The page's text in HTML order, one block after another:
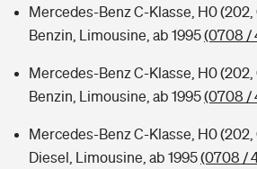
Mercedes-Benz C-Klasse, H0 (202,
Benzin, Limousine, ab 1995(0708 /
Mercedes-Benz C-Klasse, H0 (202,
Benzin, Limousine, ab 1995(0708 /
Mercedes-Benz C-Klasse, H0 (202,
Diesel, Limousine, ab 1995(0708 /